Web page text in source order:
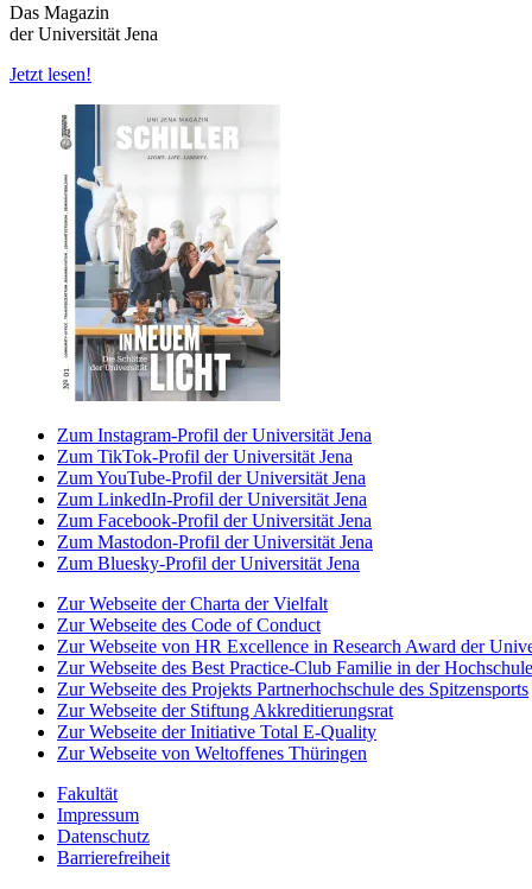
Das Magazin
der Universität Jena
Jetzt lesen!
Zum Instagram-Profil der Universität Jena
Zum TikTok-Profil der Universität Jena
Zum YouTube-Profil der Universität Jena
Zum LinkedIn-Profil der Universität Jena
Zum Facebook-Profil der Universität Jena
Zum Mastodon-Profil der Universität Jena
Zum Bluesky-Profil der Universität Jena
Zur Webseite der Charta der Vielfalt
Zur Webseite des Code of Conduct
Zur Webseite von HR Excellence in Research Award der
Zur Webseite des Best Practice-Club Familie in der Hochschule
Zur Webseite des Projekts Partnerhochschule des Spitzensports
Zur Webseite der Stiftung Akkreditierungsrat
Zur Webseite der Initiative Total E-Quality
Zur Webseite von Weltoffenes Thüringen
Fakultät
Impressum
Datenschutz
Barrierefreiheit